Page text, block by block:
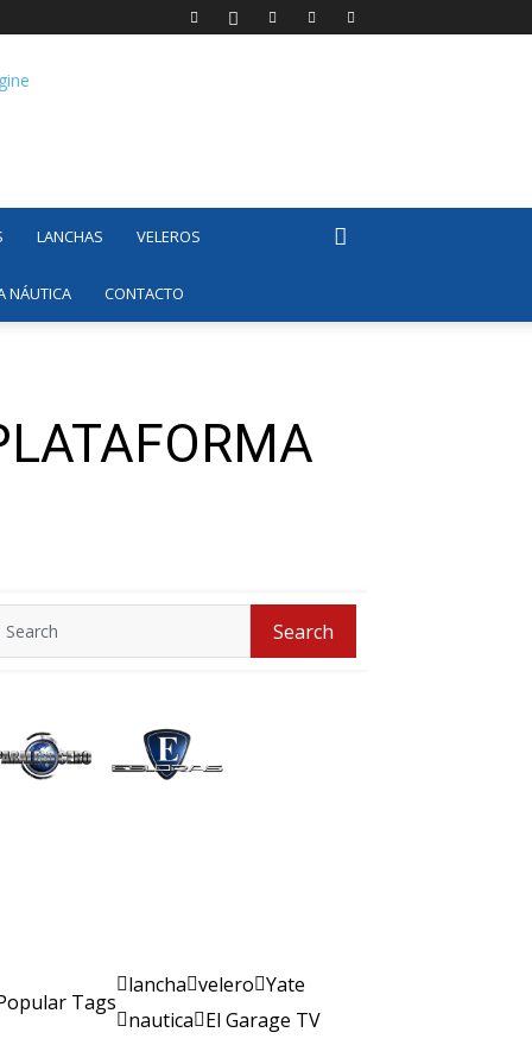
LANCHAS VELEROS
NÁUTICA CONTACTO
for:
Search
Tags
lancha velero Yate
nautica El Garage TV